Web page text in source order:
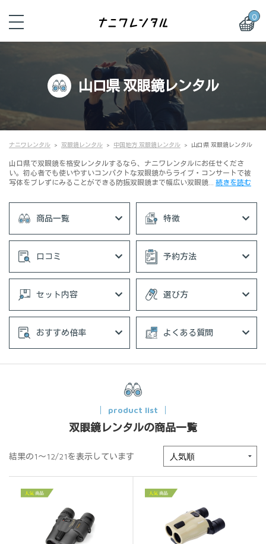
0
山口県 双眼鏡レンタル
ナニワレンタル 双眼鏡レンタル 中国地方 双眼鏡レンタル 山口県 双眼鏡レンタル
山口県で双眼鏡を格安レンタルするなら、ナニワレンタルにお任せくださ
い。初心者でも使いやすいコンパクトな双眼鏡からライブ・コンサートで被
写体をブレずにみることができる防振双眼鏡まで幅広い双眼鏡… 続きを読む
商品一覧 特徴
口コミ 予約方法
セット内容 選び方
おすすめ倍率 よくある質問
product list
双眼鏡レンタルの商品一覧
結果の1～12/21を表示しています